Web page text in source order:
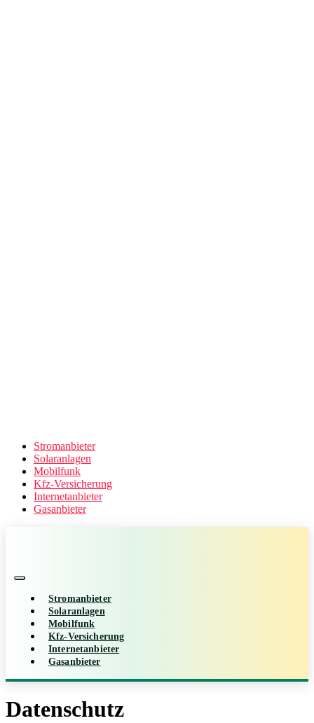
Stromanbieter
Solaranlagen
Mobilfunk
Kfz-Versicherung
Internetanbieter
Gasanbieter
Stromanbieter
Solaranlagen
Mobilfunk
Kfz-Versicherung
Internetanbieter
Gasanbieter
Datenschutz